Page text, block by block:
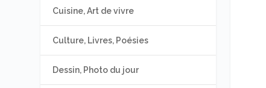
Cuisine, Art de vivre
Culture, Livres, Poésies
Dessin, Photo du jour